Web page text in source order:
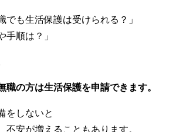
でも生活保護は受けられる？」
手順は？」
職の方は生活保護を申請できます。
をしないと
不安が増えることもあります。